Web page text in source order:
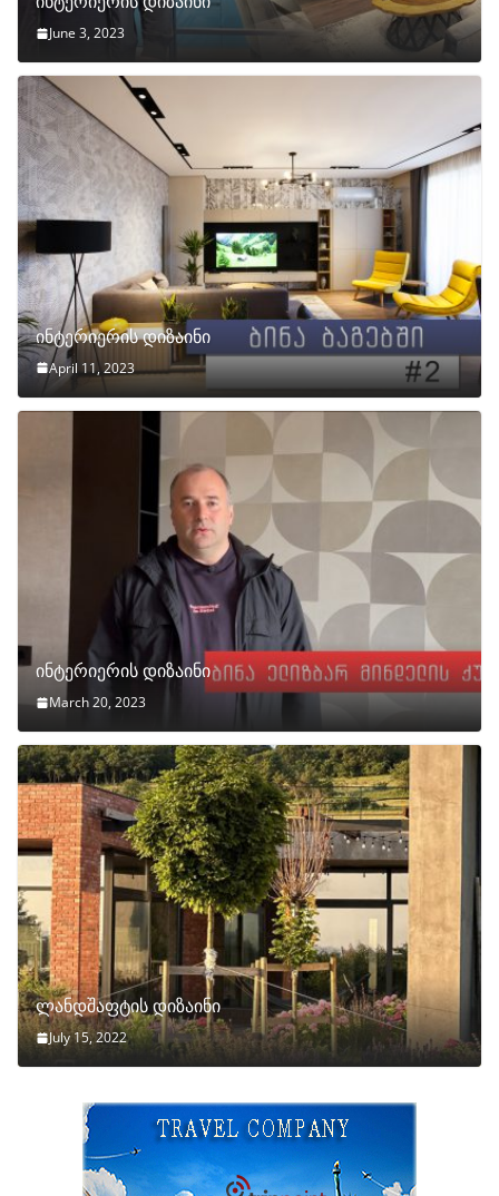
June 3, 2023
ინტერიერის დიზაინი
April 11, 2023
ინტერიერის დიზაინი
March 20, 2023
ლანდშაფტის დიზაინი
July 15, 2022